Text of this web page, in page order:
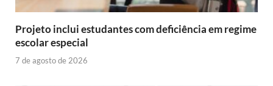
Projeto inclui estudantes com deficiência em regime
escolar especial
7 de agosto de 2026